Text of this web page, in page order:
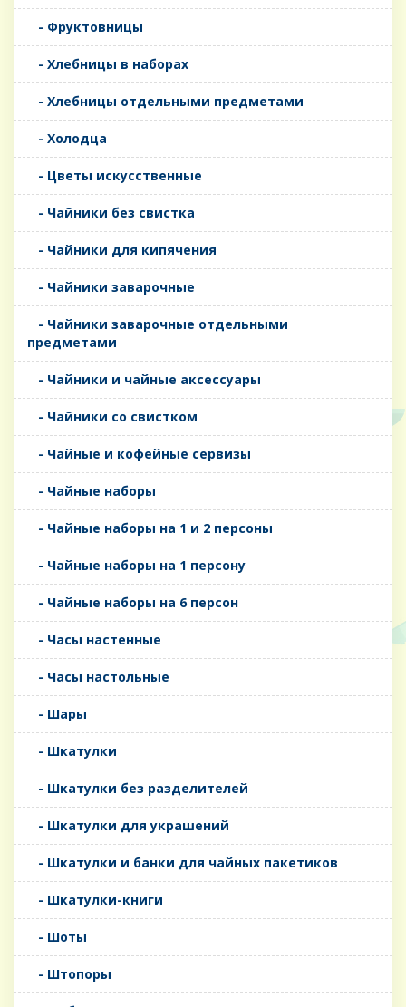
- Фруктовницы
- Хлебницы в наборах
- Хлебницы отдельными предметами
- Холодца
- Цветы искусственные
- Чайники без свистка
- Чайники для кипячения
- Чайники заварочные
- Чайники заварочные отдельными
предметами
- Чайники и чайные аксессуары
- Чайники со свистком
- Чайные и кофейные сервизы
- Чайные наборы
- Чайные наборы на 1 и 2 персоны
- Чайные наборы на 1 персону
- Чайные наборы на 6 персон
- Часы настенные
- Часы настольные
- Шары
- Шкатулки
- Шкатулки без разделителей
- Шкатулки для украшений
- Шкатулки и банки для чайных пакетиков
- Шкатулки-книги
- Шоты
- Штопоры